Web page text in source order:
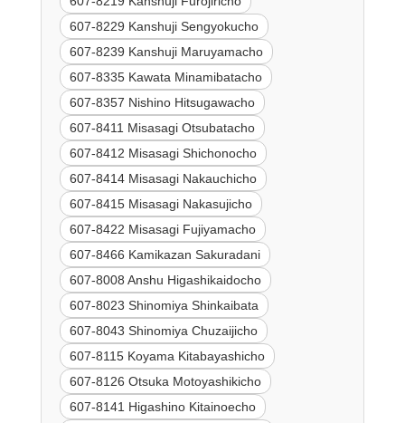
607-8229 Kanshuji Sengyokucho
607-8239 Kanshuji Maruyamacho
607-8335 Kawata Minamibatacho
607-8357 Nishino Hitsugawacho
607-8411 Misasagi Otsubatacho
607-8412 Misasagi Shichonocho
607-8414 Misasagi Nakauchicho
607-8415 Misasagi Nakasujicho
607-8422 Misasagi Fujiyamacho
607-8466 Kamikazan Sakuradani
607-8008 Anshu Higashikaidocho
607-8023 Shinomiya Shinkaibata
607-8043 Shinomiya Chuzaijicho
607-8115 Koyama Kitabayashicho
607-8126 Otsuka Motoyashikicho
607-8141 Higashino Kitainoecho